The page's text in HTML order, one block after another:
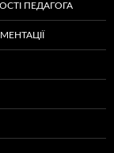
ПЕДАГОГА